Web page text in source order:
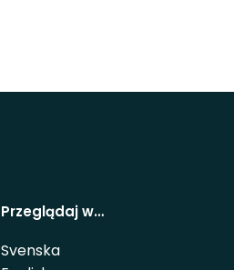
Przeglądaj w…
Svenska